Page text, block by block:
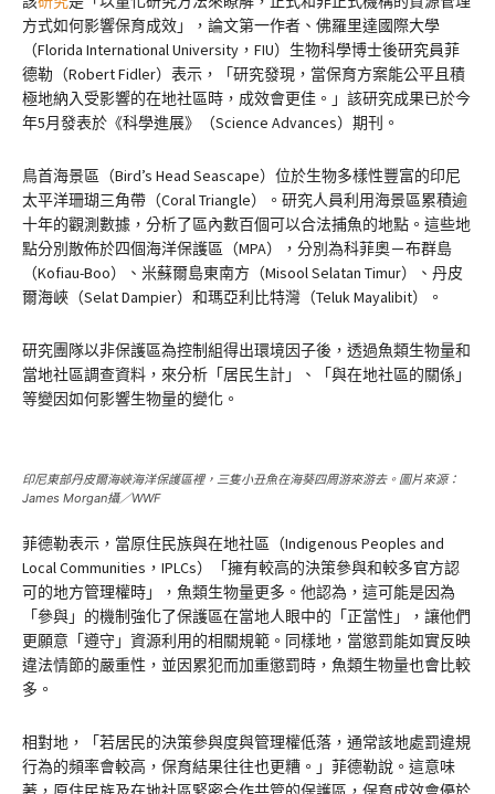
方式如何影響保育成效」，論文第一作者、佛羅里達國際大學
（Florida International University，FIU）生物科學博士後研究員菲
德勒（Robert Fidler）表示，「研究發現，當保育方案能公平且積
極地納入受影響的在地社區時，成效會更佳。」該研究成果已於今
年5月發表於《科學進展》（Science Advances）期刊。
鳥首海景區（Bird’s Head Seascape）位於生物多樣性豐富的印尼
太平洋珊瑚三角帶（Coral Triangle）。研究人員利用海景區累積逾
十年的觀測數據，分析了區內數百個可以合法捕魚的地點。這些地
點分別散佈於四個海洋保護區（MPA），分別為科菲奧－布群島
（Kofiau-Boo）、米蘇爾島東南方（Misool Selatan Timur）、丹皮
爾海峽（Selat Dampier）和瑪亞利比特灣（Teluk Mayalibit）。
研究團隊以非保護區為控制組得出環境因子後，透過魚類生物量和
當地社區調查資料，來分析「居民生計」、「與在地社區的關係」
等變因如何影響生物量的變化。
印尼東部丹皮爾海峽海洋保護區裡，三隻小丑魚在海葵四周游來游去。圖片來源：
James Morgan攝／WWF
菲德勒表示，當原住民族與在地社區（Indigenous Peoples and
Local Communities，IPLCs）「擁有較高的決策參與和較多官方認
可的地方管理權時」，魚類生物量更多。他認為，這可能是因為
「參與」的機制強化了保護區在當地人眼中的「正當性」，讓他們
更願意「遵守」資源利用的相關規範。同樣地，當懲罰能如實反映
違法情節的嚴重性，並因累犯而加重懲罰時，魚類生物量也會比較
多。
相對地，「若居民的決策參與度與管理權低落，通常該地處罰違規
行為的頻率會較高，保育結果往往也更糟。」菲德勒說。這意味